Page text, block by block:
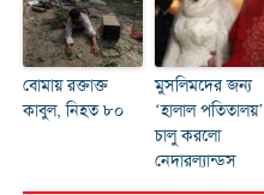
বোমায় রক্তাক্ত
কাবুল, নিহত ৮০
মুসলিমদের জন্য
‘হালাল পতিতালয়’
চালু করলো
নেদারল্যান্ডস